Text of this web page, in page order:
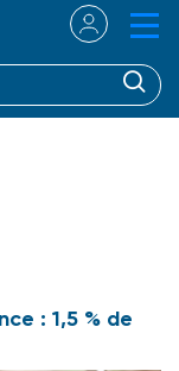
: 1,5 % de